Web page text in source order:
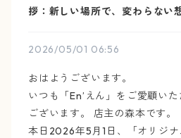
拶：新しい場所で、変わらない
2026/05/01 06:56
おはようございます。
いつも「En’えん」をご愛顧い
ございます。 店主の森本です。
本日2026年5月1日、「オリジ